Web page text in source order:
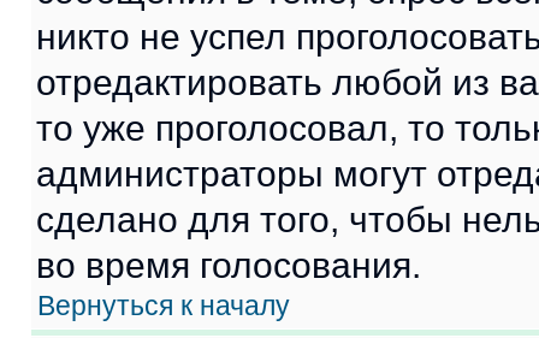
никто не успел
отредактировать любой из
то уже проголосовал, то
администраторы могут
сделано для того, чтобы
во время голосования.
Вернуться к началу